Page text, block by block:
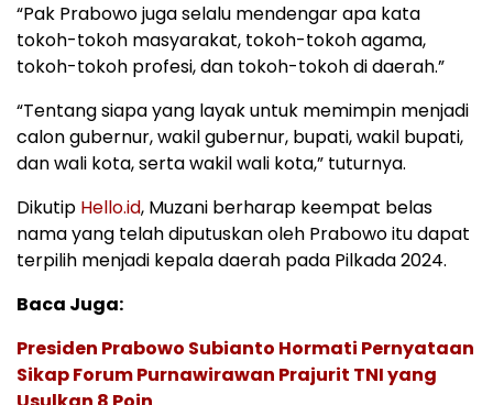
“Pak Prabowo juga selalu mendengar apa kata
tokoh-tokoh masyarakat, tokoh-tokoh agama,
tokoh-tokoh profesi, dan tokoh-tokoh di daerah.”
“Tentang siapa yang layak untuk memimpin menjadi
calon gubernur, wakil gubernur, bupati, wakil bupati,
dan wali kota, serta wakil wali kota,” tuturnya.
Dikutip Hello.id, Muzani berharap keempat belas
nama yang telah diputuskan oleh Prabowo itu dapat
terpilih menjadi kepala daerah pada Pilkada 2024.
Baca Juga:
Presiden Prabowo Subianto Hormati Pernyataan
Sikap Forum Purnawirawan Prajurit TNI yang